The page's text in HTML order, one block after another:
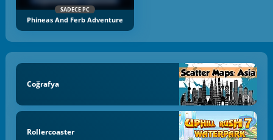
SADECE PC
Phineas And Ferb Adventure
Coğrafya
Rollercoaster